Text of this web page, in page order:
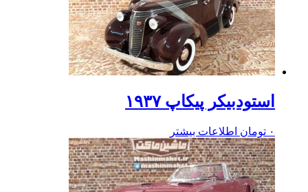
استودبیکر پیکاپ ۱۹۳۷
۰ تومان اطلاعات بیشتر